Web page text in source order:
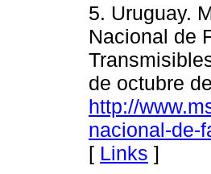
5. Uruguay.
Nacional de
de octubre
http://
nacional-de-
[ Links ]